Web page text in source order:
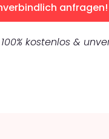
anfragen!
kostenlos &